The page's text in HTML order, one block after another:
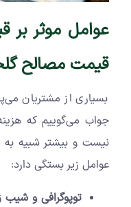
عوامل موثر بر
قیمت مصالح
بسیاری از مشتریان
جواب می‌گوییم که
نیست و بیشتر شبیه
عوامل زیر بستگی دارد:
توپوگرافی و شیب